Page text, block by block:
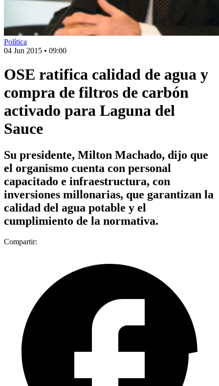
Política
04 Jun 2015 • 09:00
OSE ratifica calidad de agua y
compra de filtros de carbón
activado para Laguna del
Sauce
Su presidente, Milton Machado, dijo que
el organismo cuenta con personal
capacitado e infraestructura, con
inversiones millonarias, que garantizan la
calidad del agua potable y el
cumplimiento de la normativa.
Compartir: